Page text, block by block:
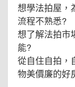
想學法拍屋，
流程不熟悉?
想了解法拍市
能?
從自住自拍，
物美價廉的好